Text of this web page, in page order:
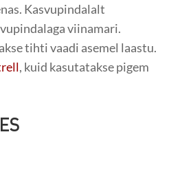
Kasvupindalalt
viinamari.
tihti vaadi asemel laastu.
, kuid kasutatakse pigem